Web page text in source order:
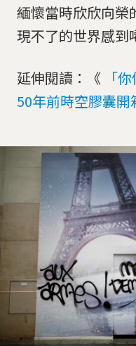
緬懷當時欣欣向榮
現不了的世界感到
延伸閱讀：《
「
50年前時空膠囊開